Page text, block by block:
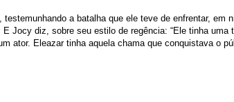
a batalha que ele teve de enfrentar, em
diz, sobre seu estilo de regência: “Ele tinha uma
ator. Eleazar tinha aquela chama que conquistava o